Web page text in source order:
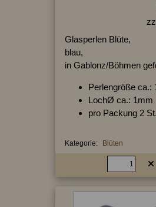
Glasperlen Blüte,
blau,
in Gablonz/Böhmen
Perlengröße ca.:
LochØ ca.: 1mm
pro Packung 2 St.
Kategorie: Blüten